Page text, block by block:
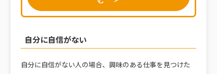
自分に自信がない
自分に自信がない人の場合、興味のある仕事を見つけた